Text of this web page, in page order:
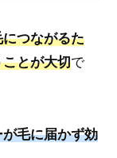
つながるた
とが大切で
毛に届かず効